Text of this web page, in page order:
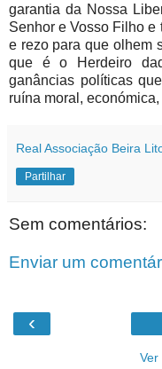
garantia da Nossa
Senhor e Vosso Filho e
e rezo para que olhem
que é o Herdeiro
ganâncias políticas
ruína moral,
Real Associação Beira
Partilhar
Sem comentários:
Enviar um
‹
Ver